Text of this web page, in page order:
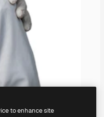
to enhance site